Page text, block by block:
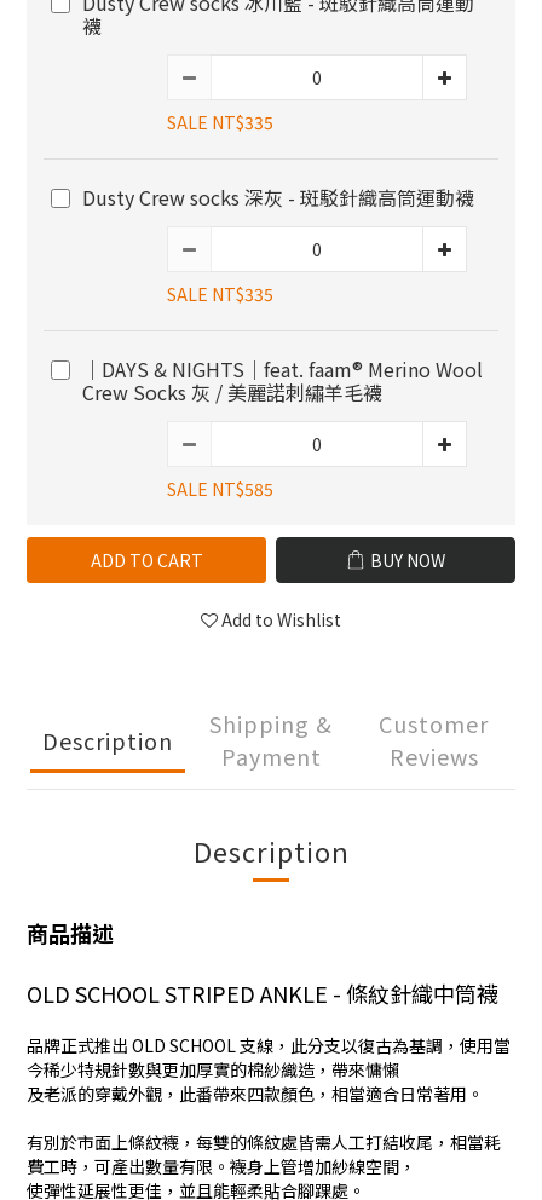
襪
SALE NT$335
Dusty Crew socks 深灰 - 斑駁針織高筒運動襪
SALE NT$335
｜DAYS & NIGHTS｜feat. faam® Merino Wool
Crew Socks 灰 / 美麗諾刺繡羊毛襪
SALE NT$585
ADD TO CART BUY NOW
Add to Wishlist
Description
Shipping &
Payment
Customer
Reviews
Description
商品描述
OLD SCHOOL STRIPED ANKLE - 條紋針織中筒襪
品牌正式推出 OLD SCHOOL 支線，此分支以復古為基調，使用當
今稀少特規針數與更加厚實的棉紗織造，帶來慵懶
及老派的穿戴外觀，此番帶來四款顏色，相當適合日常著用。
有別於市面上條紋襪，每雙的條紋處皆需人工打結收尾，相當耗
費工時，可產出數量有限。襪身上管增加紗線空間，
使彈性延展性更佳，並且能輕柔貼合腳踝處。